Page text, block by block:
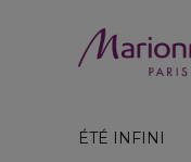
ÉTÉ INFINI